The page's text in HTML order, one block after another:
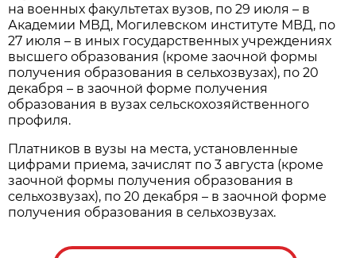
на военных факультетах вузов, по 29 июля – в
Академии МВД, Могилевском институте МВД, по
27 июля – в иных государственных учреждениях
высшего образования (кроме заочной формы
получения образования в сельхозвузах), по 20
декабря – в заочной форме получения
образования в вузах сельскохозяйственного
профиля.
Платников в вузы на места, установленные
цифрами приема, зачислят по 3 августа (кроме
заочной формы получения образования в
сельхозвузах), по 20 декабря – в заочной форме
получения образования в сельхозвузах.